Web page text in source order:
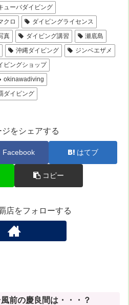
ューバダイビング
クロ
ダイビングライセンス
真 ダイビング講習
瀬底島
沖縄ダイビング
ジンベエザメ
ビングショップ
okinawadiving
ダイビング
ジをシェアする
Facebook はてブ
コピー
店をフォローする
前の慶良間は・・・？